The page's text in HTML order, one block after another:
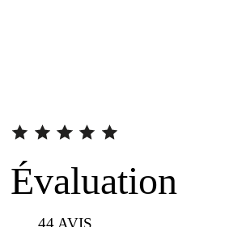
Évaluation
44 AVIS